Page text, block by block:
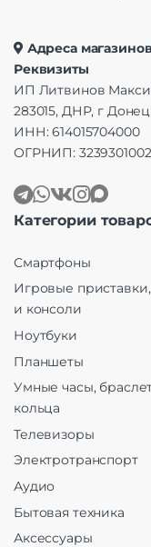
Адреса магазинов
Реквизиты
ИП Литвинов
283015, ДНР, г
ИНН: 614015704000
ОГРНИП:
Категории
Смартфоны
Игровые
и консоли
Ноутбуки
Планшеты
Умные часы,
кольца
Телевизоры
Электротранспорт
Аудио
Бытовая техника
Аксессуары